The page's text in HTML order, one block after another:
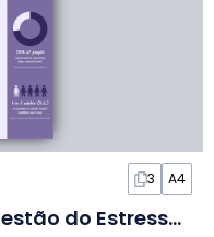
3 A4
Conscientização sobre Gestão do Estresse em Infográfico